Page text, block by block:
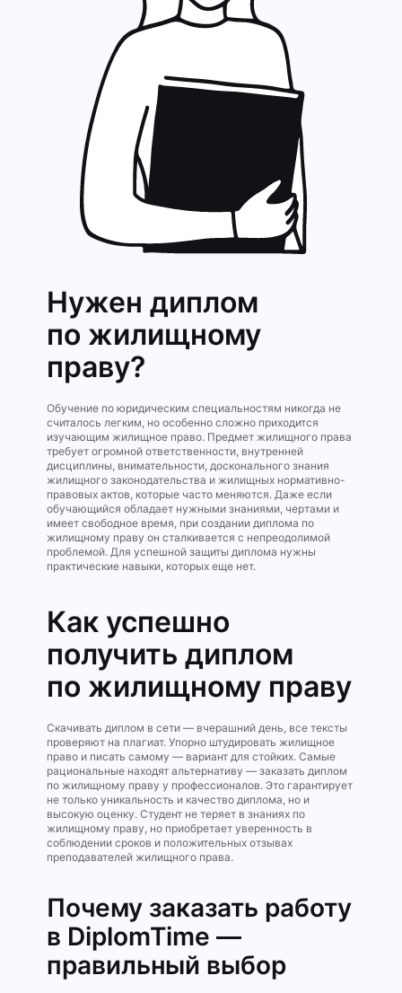
Нужен диплом
по жилищному
праву?
Обучение по юридическим специальностям никогда не
считалось легким, но особенно сложно приходится
изучающим жилищное право. Предмет жилищного права
требует огромной ответственности, внутренней
дисциплины, внимательности, досконального знания
жилищного законодательства и жилищных нормативно-
правовых актов, которые часто меняются. Даже если
обучающийся обладает нужными знаниями, чертами и
имеет свободное время, при создании диплома по
жилищному праву он сталкивается с непреодолимой
проблемой. Для успешной защиты диплома нужны
практические навыки, которых еще нет.
Как успешно
получить диплом
по жилищному праву
Скачивать диплом в сети — вчерашний день, все тексты
проверяют на плагиат. Упорно штудировать жилищное
право и писать самому — вариант для стойких. Самые
рациональные находят альтернативу — заказать диплом
по жилищному праву у профессионалов. Это гарантирует
не только уникальность и качество диплома, но и
высокую оценку. Студент не теряет в знаниях по
жилищному праву, но приобретает уверенность в
соблюдении сроков и положительных отзывах
преподавателей жилищного права.
Почему заказать работу
в DiplomTime —
правильный выбор